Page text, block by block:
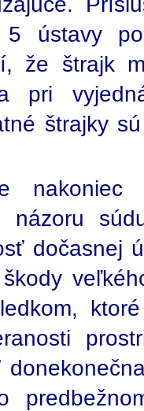
ústavy
že štrajk
pri
štrajky
názoru
dočasnej